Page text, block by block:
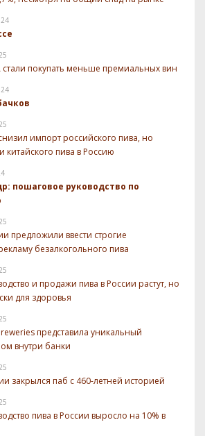
покупать меньше премиальных вин
импорт российского пива, но
китайского пива в Россию
пошаговое руководство по
предложили ввести строгие
безалкогольного пива
и продажи пива в России растут, но
для здоровья
представила уникальный
внутри банки
закрылся паб с 460-летней историей
пива в России выросло на 10% в